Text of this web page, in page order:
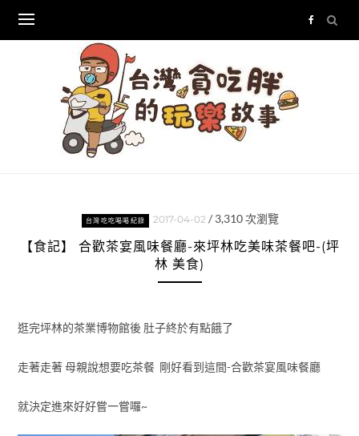
content
台灣吃吃喝喝紀錄 2017-04-02 / 3,310次瀏覽
【食記】 合歡茶宴風味餐廳-來坪林吃美味茶餐吧-(坪
林 美食)
逛完坪林的茶業博物館後 肚子終於有點餓了
走著走著 母親說想要吃茶餐 剛好看到這間-合歡茶宴風味餐廳
就決定進來好好嘗一嘗囉~